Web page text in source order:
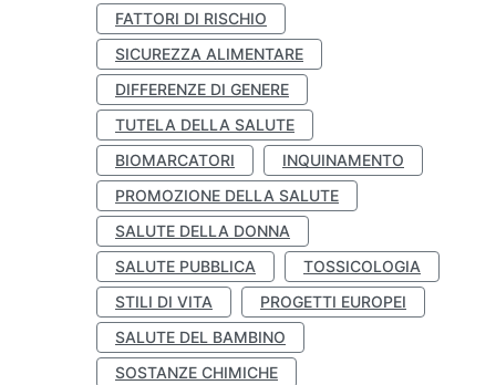
FATTORI DI RISCHIO
SICUREZZA ALIMENTARE
DIFFERENZE DI GENERE
TUTELA DELLA SALUTE
BIOMARCATORI
INQUINAMENTO
PROMOZIONE DELLA SALUTE
SALUTE DELLA DONNA
SALUTE PUBBLICA
TOSSICOLOGIA
STILI DI VITA
PROGETTI EUROPEI
SALUTE DEL BAMBINO
SOSTANZE CHIMICHE